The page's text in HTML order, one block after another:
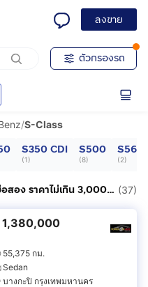
ลงขาย
ตัวกรองรถ
/S-Class
S350 CDI
(1)
S500
(8)
S560
(2)
รถยนต์ Mercedes-Benz S-Class มือสอง ราคาไม่เกิน 3,000,000฿ (37)
1,380,000
55,375 กม.
Sedan
บางกะปิ กรุงเทพมหานคร